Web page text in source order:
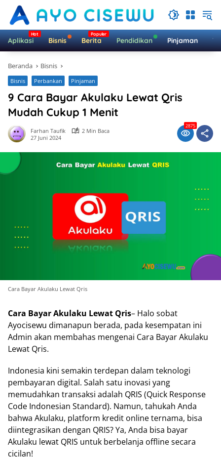
Langsung
konten
Aplikasi Bisnis Berita Pendidikan Pinjaman
Beranda Bisnis
Bisnis Perbankan Pinjaman
9 Cara Bayar Akulaku Lewat Qris
Mudah Cukup 1 Menit
Farhan Taufik
2 Min Baca
27 Juni 2024
2875
Cara Bayar Akulaku Lewat Qris
Cara Bayar Akulaku Lewat Qris– Halo sobat
Ayocisewu dimanapun berada, pada kesempatan ini
Admin akan membahas mengenai Cara Bayar Akulaku
Lewat Qris.
Indonesia kini semakin terdepan dalam teknologi
pembayaran digital. Salah satu inovasi yang
memudahkan transaksi adalah QRIS (Quick Response
Code Indonesian Standard). Namun, tahukah Anda
bahwa Akulaku, platform kredit online ternama, bisa
diintegrasikan dengan QRIS? Ya, Anda bisa bayar
Akulaku lewat QRIS untuk berbelanja offline secara
cicilan!